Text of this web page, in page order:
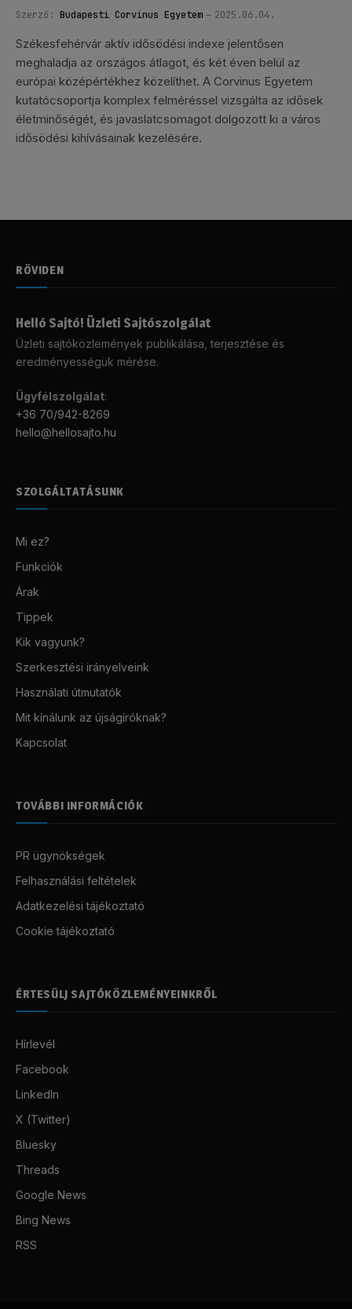
Szerző: Budapesti Corvinus Egyetem 2025.06.04.
Székesfehérvár aktív idősödési indexe jelentősen
meghaladja az országos átlagot, és két éven belül az
európai középértékhez közelíthet. A Corvinus Egyetem
kutatócsoportja komplex felméréssel vizsgálta az idősek
életminőségét, és javaslatcsomagot dolgozott ki a város
idősödési kihívásainak kezelésére.
RÖVIDEN
Helló Sajtó! Üzleti Sajtószolgálat
Üzleti sajtóközlemények publikálása, terjesztése és
eredményességük mérése.
Ügyfélszolgálat:
+36 70/942-8269
hello@hellosajto.hu
SZOLGÁLTATÁSUNK
Mi ez?
Funkciók
Árak
Tippek
Kik vagyunk?
Szerkesztési irányelveink
Használati útmutatók
Mit kínálunk az újságíróknak?
Kapcsolat
TOVÁBBI INFORMÁCIÓK
PR ügynökségek
Felhasználási feltételek
Adatkezelési tájékoztató
Cookie tájékoztató
ÉRTESÜLJ SAJTÓKÖZLEMÉNYEINKRŐL
Hírlevél
Facebook
LinkedIn
X (Twitter)
Bluesky
Threads
Google News
Bing News
RSS